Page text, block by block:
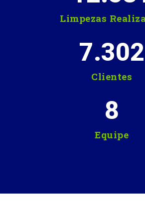
Limpezas
Clientes
7.302
Equipe
8